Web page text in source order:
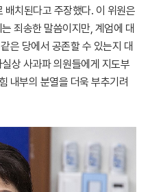
배치된다고 주장했다. 이 위원은
죄송한 말씀이지만, 계엄에 대
은 당에서 공존할 수 있는지 대
상 사과파 의원들에게 지도부
내부의 분열을 더욱 부추기려